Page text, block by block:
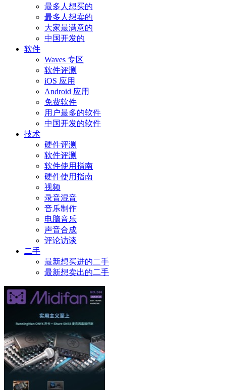
最多人想买的
最多人想卖的
大家最满意的
中国开发的
软件
Waves 专区
软件评测
iOS 应用
Android 应用
免费软件
用户最多的软件
中国开发的软件
技术
硬件评测
软件评测
软件使用指南
硬件使用指南
视频
录音混音
音乐制作
电脑音乐
声音合成
评论访谈
二手
最新想买进的二手
最新想卖出的二手